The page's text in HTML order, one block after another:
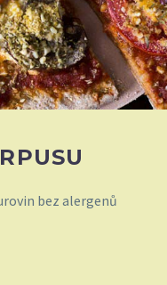
bez alergenů